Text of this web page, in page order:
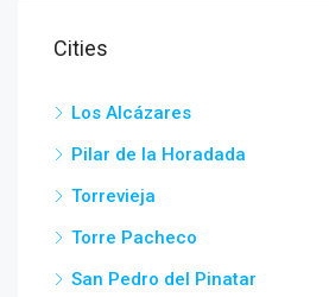
Cities
Los Alcázares
Pilar de la Horadada
Torrevieja
Torre Pacheco
San Pedro del Pinatar